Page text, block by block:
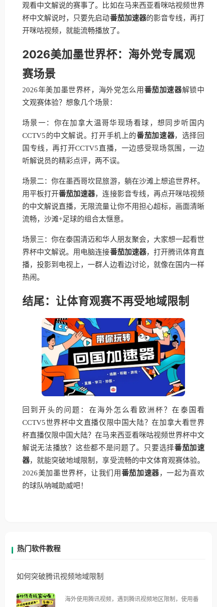
观看中文解说的赛事了。比如在马来西亚看咪咕视频世界
杯中文解说时，只要先启动番茄加速器的影音专线，再打
开咪咕视频，就能流畅播放了。
2026美加墨世界杯：海外党专属观
赛场景
2026年美加墨世界杯，海外党怎么用番茄加速器解锁中
文观赛体验？想象几个场景：
场景一：你在加拿大温哥华现场看球，想同步听国内
CCTV5的中文解说。打开手机上的番茄加速器，选择回
国专线，再打开CCTV5直播，一边感受现场氛围，一边
听解说员的精彩点评，两不误。
场景二：你在墨西哥坎昆旅游，躺在沙滩上想追世界杯。
用平板打开番茄加速器，连接影音专线，再点开咪咕视频
的中文解说直播，无限流量让你不用担心超标，画面清晰
流畅，沙滩+足球的组合太惬意。
场景三：你在泰国清迈和华人朋友聚会，大家想一起看世
界杯中文解说。用电脑连接番茄加速器，打开腾讯体育直
播，投影到电视上，一群人边看边讨论，就像在国内一样
热闹。
结尾：让体育观赛不再受地域限制
回到开头的问题：在海外怎么看欧洲杯？在泰国看
CCTV5世界杯中文直播仅限中国大陆？在加拿大看世界
杯直播仅限中国大陆？在马来西亚看咪咕视频世界杯中文
解说无法播放？这些都不是问题了。只要选择番茄加速
器，就能突破地域限制，享受流畅的中文体育观赛体验。
2026美加墨世界杯，让我们用番茄加速器，一起为喜欢
的球队呐喊助威吧！
热门软件教程
如何突破腾讯视频地域限制
海外使用腾讯视频，遇到腾讯视频地区限制，使用番